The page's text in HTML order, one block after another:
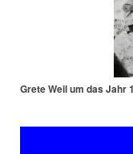
Grete Weil um das Jahr